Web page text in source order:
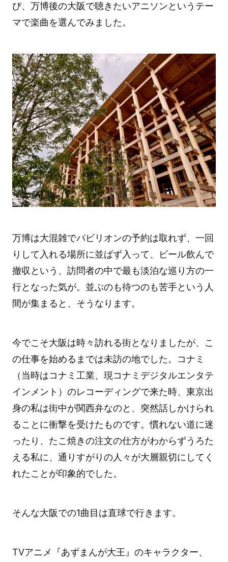
び、万博後の大阪で聴きたいアニソンというテー
マで楽曲を選んでみました。
万博は大混雑でパビリオンの予約は取れず、一回
りして入れる場所に並ばず入って、ビール飲んで
撤収という、訪問者の中で最も淡泊な巡り方の一
行となった気が。並ぶのも待つのも苦手という人
間が集まると、そうなります。
今でこそ大阪は時々訪れる街となりましたが、こ
の仕事を始めるまでは未訪の地でした。コナミ
（当時はコナミ工業、現コナミデジタルエンタテ
インメント）のレコーディングで来た時、東京出
身の私は街中が関西弁なのと、突然話しかけられ
ることに衝撃を受けたものです。慣れない道に迷
ったり、たこ焼きの注文の仕方がわからずうろた
える私に、通りすがりの人々が大層親切にしてく
れたことが印象的でした。
そんな大阪での1曲目は直球で行きます。
TVアニメ『あずまんが大王』のキャラクター、